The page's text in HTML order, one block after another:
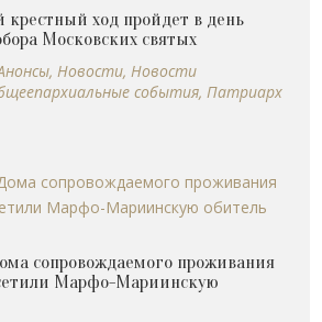
ход пройдет в день
Московских святых
,Новости,Новости
события,Патриарх
сопровождаемого проживания
Марфо-Мариинскую